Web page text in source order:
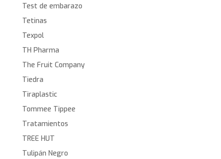
Test de embarazo
Tetinas
Texpol
TH Pharma
The Fruit Company
Tiedra
Tiraplastic
Tommee Tippee
Tratamientos
TREE HUT
Tulipán Negro